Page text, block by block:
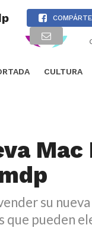
CULTURA
su
que pueden